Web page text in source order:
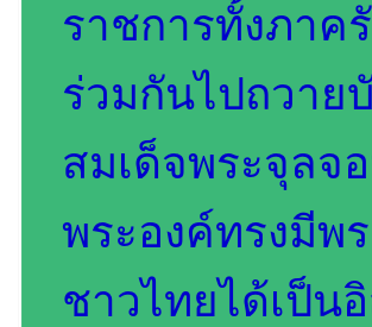
ราชการทั้งภาค
ร่วมกันไปถวาย
สมเด็จพระจุลจ
พระองค์ทรงมีพ
ชาวไทยได้เป็น